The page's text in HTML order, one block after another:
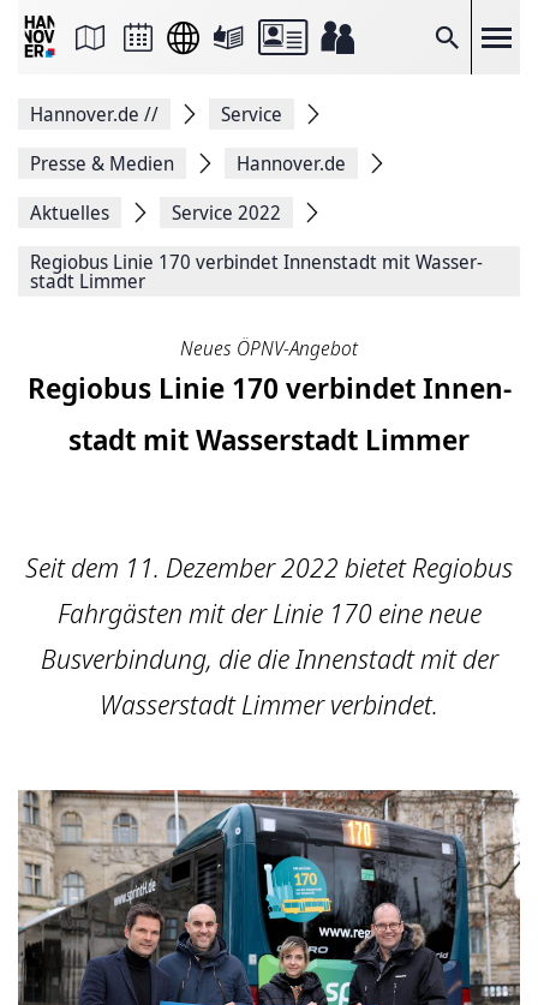
Suche
Seite
Facebook
teilen
Seitenlink
Seite
Drucken
Hannover.de //
Service
Presse & Medien
Hannover.de
Aktuelles
Service 2022
Regiobus Linie 170 ver­bin­det Innen­stadt mit Wasser­
stadt Limmer
Neues ÖPNV-Angebot
Regiobus Linie 170 ver­bin­det Innen­
stadt mit Wasser­stadt Limmer
Seit dem 11. Dezember 2022 bietet Regiobus
Fahrgästen mit der Linie 170 eine neue
Busverbindung, die die Innenstadt mit der
Wasserstadt Limmer verbindet.